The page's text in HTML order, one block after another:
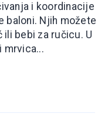
i koordinacije
baloni. Njih možete
bebi za ručicu. U
mrvica...